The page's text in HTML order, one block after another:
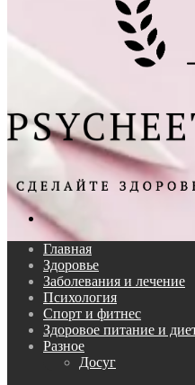
Поиск...
Главная
Здоровье
Заболевания и лечение
Психология
Спорт и фитнес
Здоровое питание и
Разное
Досуг